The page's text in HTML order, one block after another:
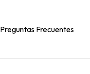
Preguntas Frecuentes